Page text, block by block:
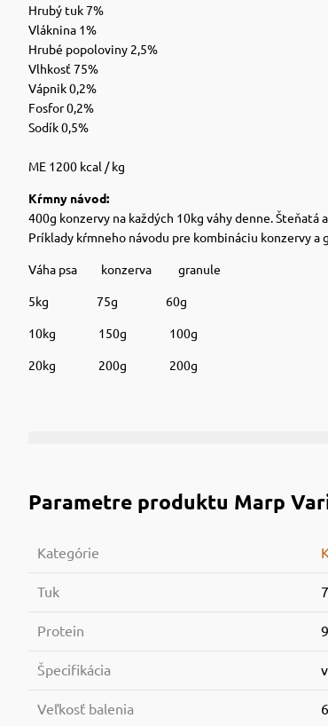
Hrubý tuk 7%
Vláknina 1%
Hrubé popoloviny 2,5%
Vlhkosť 75%
Vápnik 0,2%
Fosfor 0,2%
Sodík 0,5%
ME 1200 kcal / kg
Kŕmny návod:
400g konzervy na každých 10kg váhy denne.
Príklady kŕmneho návodu pre kombináciu konzervy a
Váha psa konzerva granule
5kg 75g 60g
10kg 150g 100g
20kg 200g 200g
Parametre produktu Marp
Kategórie
Tuk
Protein
Špecifikácia
Veľkosť balenia